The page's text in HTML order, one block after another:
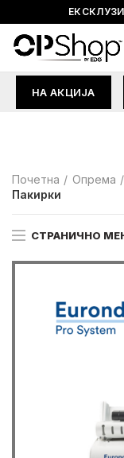
НА АКЦИЈА
Почетна Опрема
Пакирки
СТРАНИЧНО